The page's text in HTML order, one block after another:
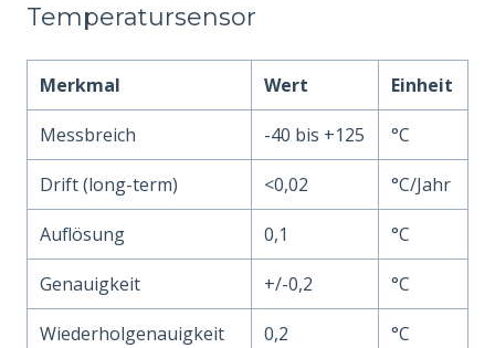
Temperatursensor
Merkmal Wert Einheit
Messbreich -40 bis +125 °C
Drift (long-term) <0,02 °C/Jahr
Auflösung 0,1 °C
Genauigkeit +/-0,2 °C
Wiederholgenauigkeit 0,2 °C